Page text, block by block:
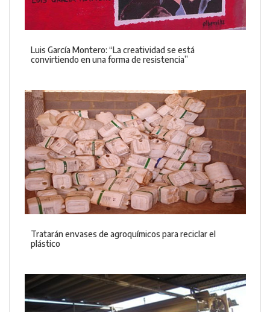
Luis García Montero: “La creatividad se está
convirtiendo en una forma de resistencia”
Tratarán envases de agroquímicos para reciclar el
plástico